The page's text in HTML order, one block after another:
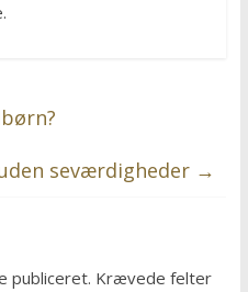
seværdigheder →
publiceret. Krævede felter